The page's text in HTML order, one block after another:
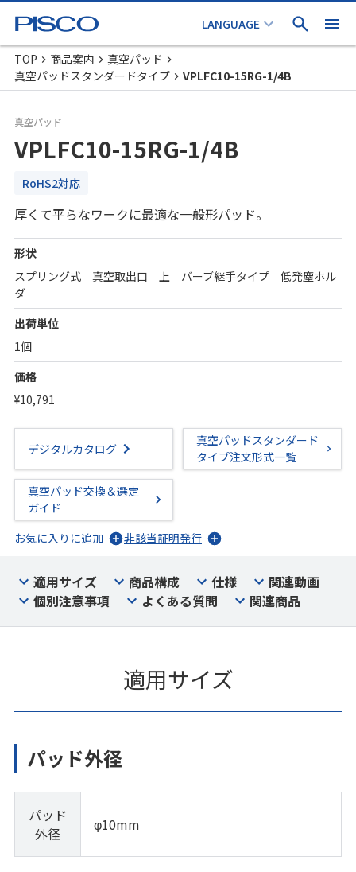
TOP 商品案内
真空パッド
真空パッドスタンダードタイプ
VPLFC10-15RG-1/4B
真空パッド
VPLFC10-15RG-1/4B
RoHS2対応
厚くて平らなワークに最適な一般形パッド。
形状
スプリング式 真空取出口 上 バーブ継手タイプ 低発塵ホル
ダ
出荷単位
1個
価格
¥10,791
デジタルカタログ
真空パッドスタンダード
タイプ注文形式一覧
真空パッド交換＆選定
ガイド
お気に入りに追加
非該当証明発行
適用サイズ 商品構成 仕様
関連動画
個別注意事項
よくある質問 関連商品
適用サイズ
パッド外径
パッド
外径
φ10mm